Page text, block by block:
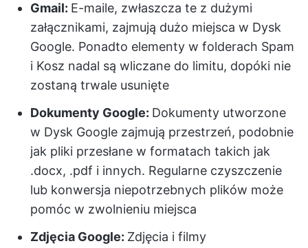
Gmail: E-maile, zwłaszcza te z dużymi
załącznikami, zajmują dużo miejsca w Dysk
Google. Ponadto elementy w folderach Spam
i Kosz nadal są wliczane do limitu, dopóki nie
zostaną trwale usunięte
Dokumenty Google: Dokumenty utworzone
w Dysk Google zajmują przestrzeń, podobnie
jak pliki przesłane w formatach takich jak
.docx, .pdf i innych. Regularne czyszczenie
lub konwersja niepotrzebnych plików może
pomóc w zwolnieniu miejsca
Zdjęcia Google: Zdjęcia i filmy